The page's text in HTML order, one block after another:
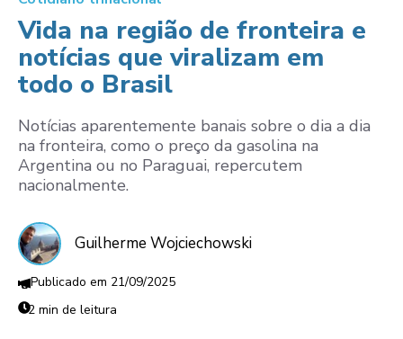
Vida na região de fronteira e
notícias que viralizam em
todo o Brasil
Notícias aparentemente banais sobre o dia a dia
na fronteira, como o preço da gasolina na
Argentina ou no Paraguai, repercutem
nacionalmente.
Guilherme Wojciechowski
21/09/2025
2 min de leitura